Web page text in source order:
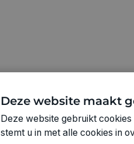
Deze website maakt
Deze website gebruikt
stemt u in met alle cookies in